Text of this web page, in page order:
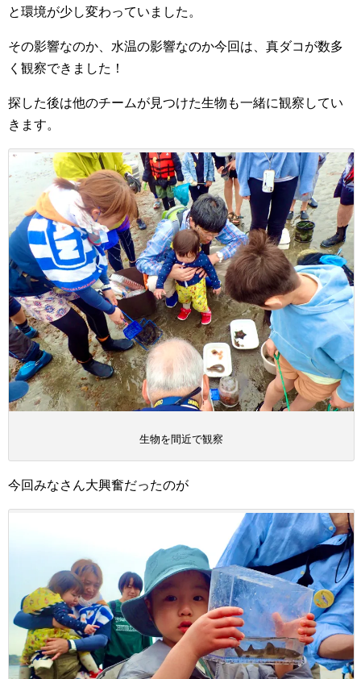
と環境が少し変わっていました。
その影響なのか、水温の影響なのか今回は、真ダコが数多
く観察できました！
探した後は他のチームが見つけた生物も一緒に観察してい
きます。
生物を間近で観察
今回みなさん大興奮だったのが